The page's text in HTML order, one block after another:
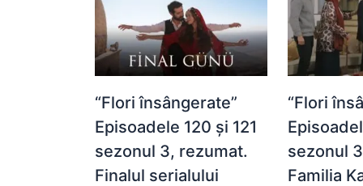
“Flori însângerate”
Episoadele 120 și 121
sezonul 3, rezumat.
Finalul serialului
“Flori
sezonul
Familia